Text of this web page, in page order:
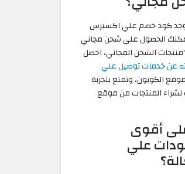
كود خصم علي اكسبرس
الحصول على شحن مجاني
الشحن المجاني، احصل
عن خدمات توصيل علي
الكوبون، وتمتع بتجربة
المنتجات من موقع
أقوى
علي